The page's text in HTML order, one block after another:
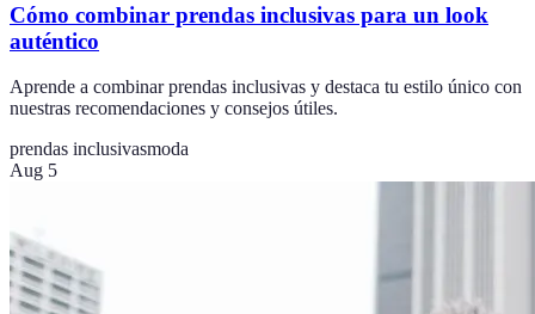
Cómo combinar prendas inclusivas para un look
auténtico
Aprende a combinar prendas inclusivas y destaca tu estilo único con
nuestras recomendaciones y consejos útiles.
prendas inclusivasmoda
Aug 5